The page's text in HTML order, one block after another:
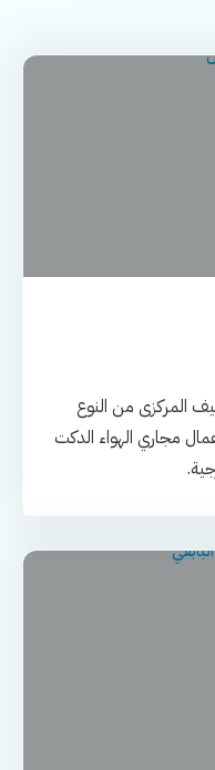
المركزى من النوع
مجاري الهواء الدكت